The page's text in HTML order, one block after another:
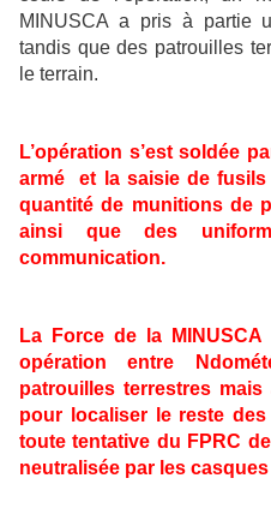
MINUSCA a pris à partie
tandis que des patrouilles
le terrain.
L’opération s’est soldée
armé et la saisie de fusils
quantité de munitions de
ainsi que des
communication.
La Force de la
opération entre
patrouilles terrestres
pour localiser le reste
toute tentative du FPRC
neutralisée par les